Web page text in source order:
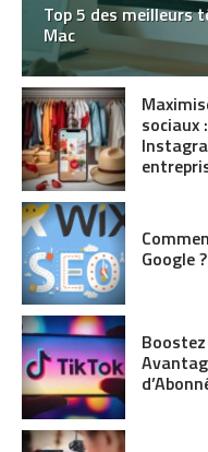
Top 5 des meilleurs
Mac
sociaux
Google ?